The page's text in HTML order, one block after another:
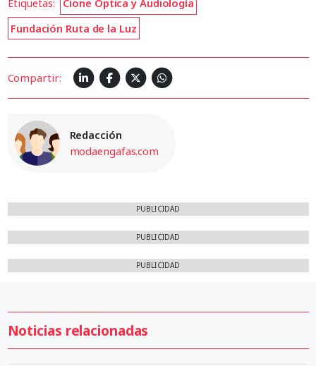
Etiquetas:
Cione Óptica y Audiología
Fundación Ruta de la Luz
Compartir:
Redacción
modaengafas.com
PUBLICIDAD
PUBLICIDAD
PUBLICIDAD
Noticias relacionadas